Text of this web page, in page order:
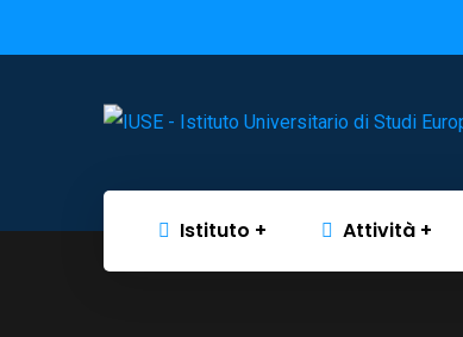
Istituto Attività